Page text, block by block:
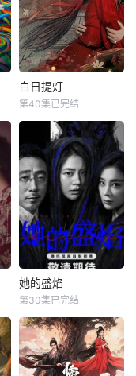
指点决心投身革
命。日军欲诱杀高
胜男，她孤身赴战
舍命换乡亲周全。
千钧一发间，八路
军突袭而至全歼敌
寇，高胜
白日提灯
陈飞宇
魏哲鸣
改编自黎青燃小说
《白日提灯》。
天赋卓然的鬼王
贺思慕，在休
白日提灯
第40集已完结
她的盛焰
袁姗姗
三年前，数学天才
饶雨瓷被闺蜜兼创
她的盛焰
第30集已完结